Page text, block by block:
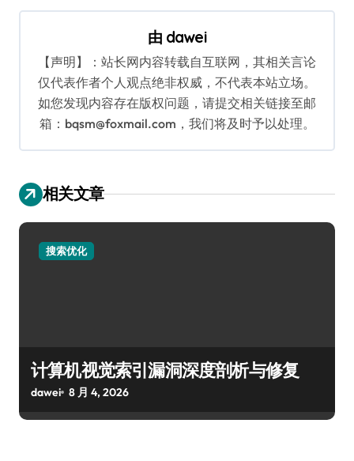
航
由 dawei
【声明】：站长网内容转载自互联网，其相关言论
仅代表作者个人观点绝非权威，不代表本站立场。
如您发现内容存在版权问题，请提交相关链接至邮
箱：bqsm@foxmail.com，我们将及时予以处理。
相关文章
搜索优化
计算机视觉索引漏洞深度剖析与修复
dawei 8 月 4, 2026